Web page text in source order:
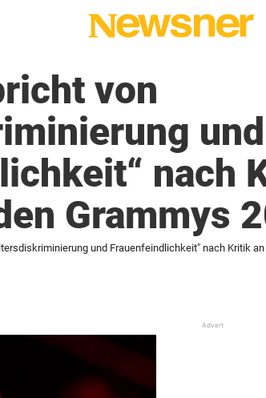
von
und
nach
Grammys
und Frauenfeindlichkeit" nach Kritik